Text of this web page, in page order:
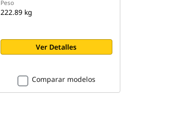
Peso
222.89 kg
Ver Detalles
Comparar modelos